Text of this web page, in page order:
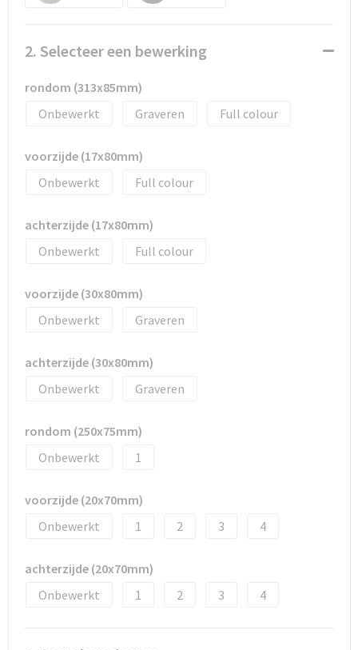
2. Selecteer een bewerking
rondom (313x85mm)
Onbewerkt
Graveren Full colour
voorzijde (17x80mm)
Onbewerkt
Full colour
achterzijde (17x80mm)
Onbewerkt
Full colour
voorzijde (30x80mm)
Onbewerkt
Graveren
achterzijde (30x80mm)
Onbewerkt
Graveren
rondom (250x75mm)
Onbewerkt
1
voorzijde (20x70mm)
Onbewerkt
1 2 3 4
achterzijde (20x70mm)
Onbewerkt
1 2 3 4